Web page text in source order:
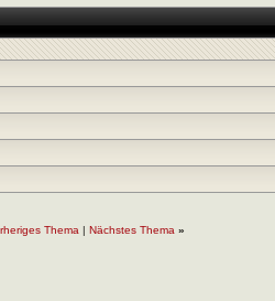
Thema| Nächstes Thema »